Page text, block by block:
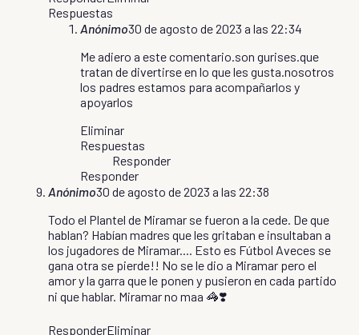
Respuestas
Anónimo30 de agosto de 2023 a las 22:34
Me adiero a este comentario.son gurises.que
tratan de divertirse en lo que les gusta.nosotros
los padres estamos para acompañarlos y
apoyarlos
Eliminar
Respuestas
Responder
Responder
Anónimo30 de agosto de 2023 a las 22:38
Todo el Plantel de Miramar se fueron a la cede. De que
hablan? Habían madres que les gritaban e insultaban a
los jugadores de Miramar.... Esto es Fútbol Aveces se
gana otra se pierde!! No se le dio a Miramar pero el
amor y la garra que le ponen y pusieron en cada partido
ni que hablar. Miramar no maa 🦓❣️
ResponderEliminar